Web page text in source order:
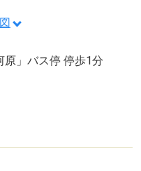
」バス停 停歩1分